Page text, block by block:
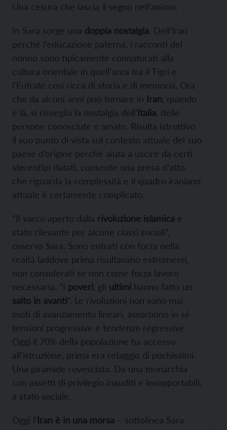
Una cesura che lascia il segno nell’animo.
In Sara sorge una doppia nostalgia. Dell’Iran
perché l’educazione paterna, i racconti del
nonno sono tipicamente connaturati alla
cultura orientale in quell’area tra il Tigri e
l’Eufrate così ricca di storia e di memoria. Ora
che da alcuni anni può tornare in Iran , quando
è là, si risveglia la nostalgia dell’Italia , delle
persone conosciute e amate. Risulta istruttivo
il suo punto di vista sul contesto attuale del suo
paese d’origine perché aiuta a uscire da certi
stereotipi datati, consente una presa d’atto
che riguarda la complessità e il quadro iraniano
attuale è certamente complicato.
“Il varco aperto dalla rivoluzione islamica è
stato rilevante per alcune classi sociali”,
osserva Sara. Sono entrati con forza nella
realtà laddove prima risultavano estromessi,
non considerati se non come forza lavoro
necessaria. “I poveri , gli ultimi hanno fatto un
salto in avanti”. Le rivoluzioni non sono mai
moti di avanzamento lineari, assorbono in sé
tensioni progressive e tendenze regressive.
Oggi il 70% della popolazione ha accesso
all’istruzione, prima era retaggio di pochissimi.
Una piramide rovesciata. Da una monarchia
con assetti di privilegio inauditi e insopportabili,
a stato sociale.
Oggi l’Iran è in una morsa – sottolinea Sara